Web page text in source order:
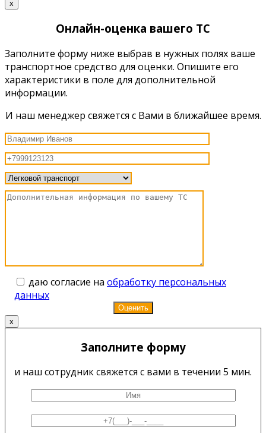
x
Онлайн-оценка вашего ТС
Заполните форму ниже выбрав в нужных полях ваше
транспортное средство для оценки. Опишите его
характеристики в поле для дополнительной
информации.
И наш менеджер свяжется с Вами в ближайшее время.
даю согласие на обработку персональных
данных
x
Заполните форму
и наш сотрудник свяжется с вами в течении 5 мин.